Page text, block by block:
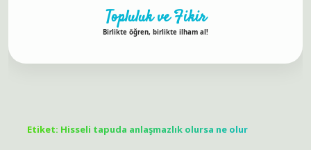
Topluluk ve Fikir
Birlikte öğren, birlikte ilham al!
Etiket: Hisseli tapuda anlaşmazlık olursa ne olur